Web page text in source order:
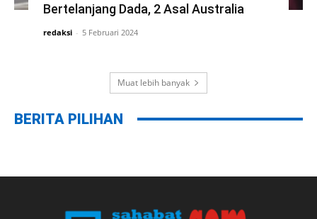
Bertelanjang Dada, 2 Asal Australia
redaksi - 5 Februari 2024
Muat lebih banyak
BERITA PILIHAN